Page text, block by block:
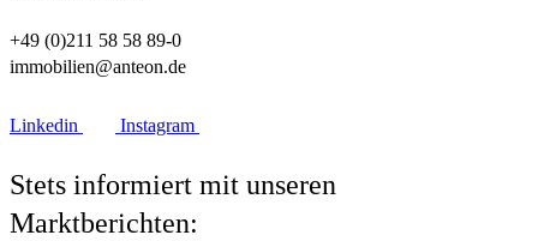
+49 (0)211 58 58 89-0
immobilien@anteon.de
Linkedin Instagram
Stets informiert mit unseren
Marktberichten: